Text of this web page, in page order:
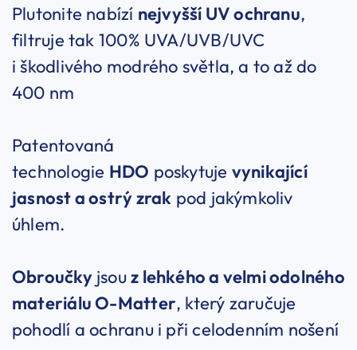
Plutonite nabízí nejvyšší UV ochranu,
filtruje tak 100% UVA/UVB/UVC
i škodlivého modrého světla, a to až do
400 nm
Patentovaná
technologie HDO poskytuje vynikající
jasnost a ostrý zrak pod jakýmkoliv
úhlem.
Obroučkyjsouz lehkého a velmi odolného
materiálu O-Matter, který zaručuje
pohodlí a ochranu i při celodenním nošení